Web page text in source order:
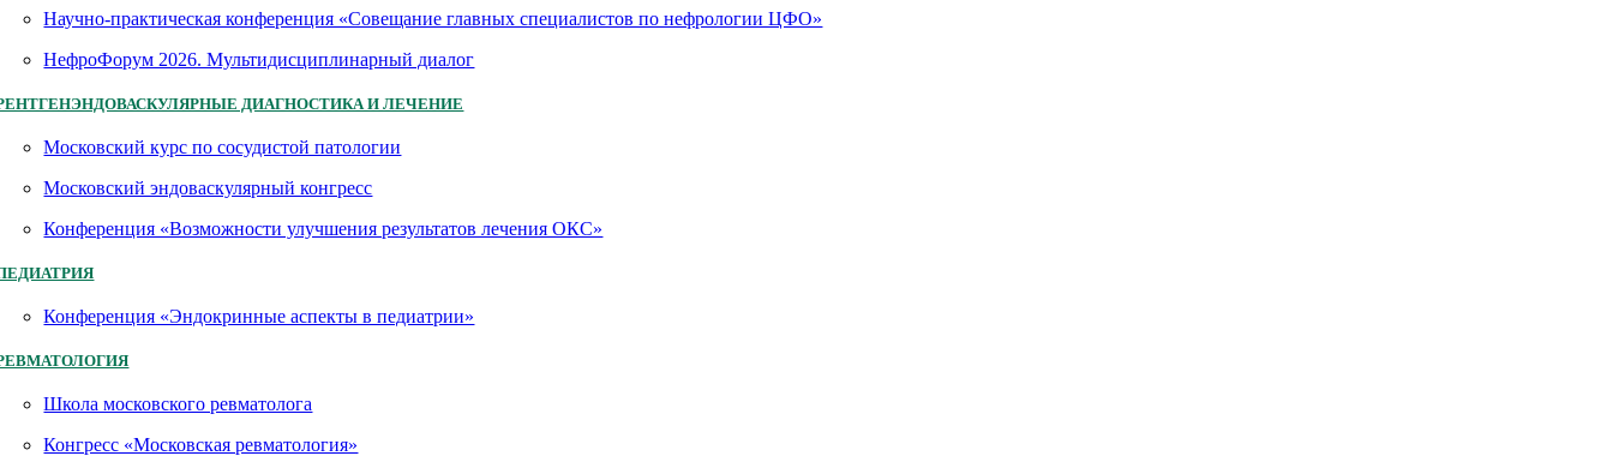
Научно-практическая конференция «Совещание главных специалистов по нефрологии ЦФО»
НефроФорум 2026. Мультидисциплинарный диалог
ДИАГНОСТИКА И ЛЕЧЕНИЕ
Московский курс по сосудистой патологии
Московский эндоваскулярный конгресс
Конференция «Возможности улучшения результатов лечения ОКС»
Конференция «Эндокринные аспекты в педиатрии»
Школа московского ревматолога
Конгресс «Московская ревматология»